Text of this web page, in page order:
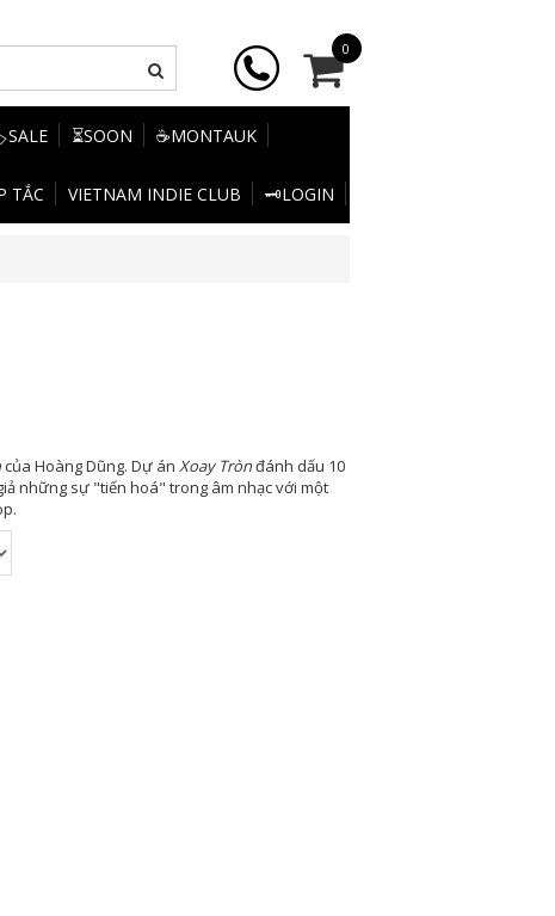
0
⏳SOON ☕MONTAUK
TẮC VIETNAM INDIE CLUB 🗝️LOGIN
của Hoàng Dũng. Dự án Xoay Trònđánh dấu 10
những sự "tiến hoá" trong âm nhạc với một